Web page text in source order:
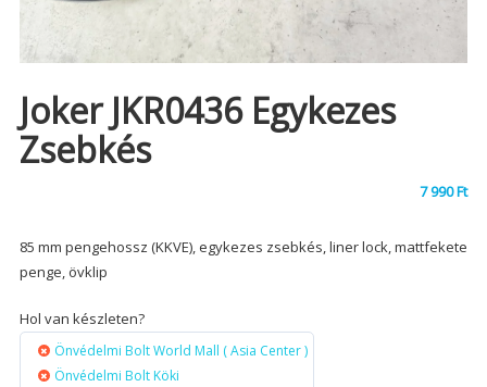
Joker JKR0436 Egykezes
Zsebkés
7 990Ft
85 mm pengehossz (KKVE), egykezes zsebkés, liner lock, mattfekete
penge, övklip
Hol van készleten?
Önvédelmi Bolt World Mall ( Asia Center )
Önvédelmi Bolt Köki